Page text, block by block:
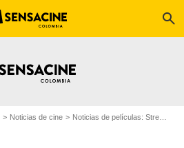
search
Noticias de cine Noticias de películas: Streaming